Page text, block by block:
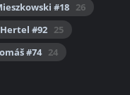
#18 26
#92 25
#74 24